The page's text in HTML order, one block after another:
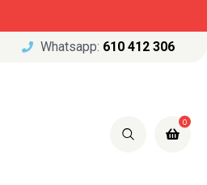
Whatsapp: 610 412 306
0